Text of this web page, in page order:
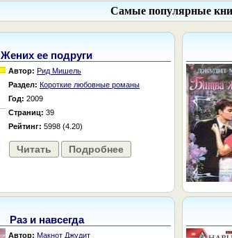
Самые популярные
Жених ее подруги
Автор: Рид Мишель
Раздел: Короткие любовные романы
Год: 2009
Страниц: 39
Рейтинг: 5998 (4.20)
Читать Подробнее
Раз и навсегда
Автор: Макнот Джудит